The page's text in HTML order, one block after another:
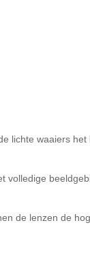
lichte waaiers
volledige
de lenzen de